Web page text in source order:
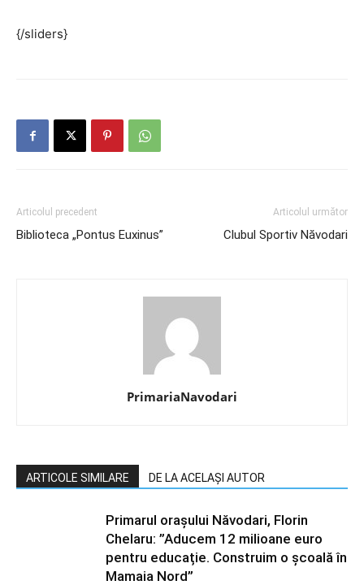
{/sliders}
Articolul precedent
Biblioteca „Pontus Euxinus”
Articolul următor
Clubul Sportiv Năvodari
PrimariaNavodari
ARTICOLE SIMILARE DE LA ACELAȘI AUTOR
Primarul orașului Năvodari, Florin
Chelaru: ”Aducem 12 milioane euro
pentru educație. Construim o școală în
Mamaia Nord”